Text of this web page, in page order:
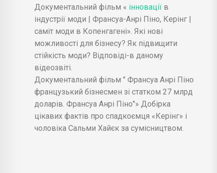
Документальний фільм « інновації в
індустрії моди | Франсуа-Анрі Піно, Керінг |
саміт моди в Копенгагені». Які нові
можливості для бізнесу? Як підвищити
стійкість моди? Відповіді-в даному
відеозвіті.
Документальний фільм " Франсуа Анрі Піно
французький бізнесмен зі статком 27 млрд
доларів. Франсуа Анрі Піно"» Добірка
цікавих фактів про спадкоємця «Керінг» і
чоловіка Сальми Хайєк за сумісництвом.